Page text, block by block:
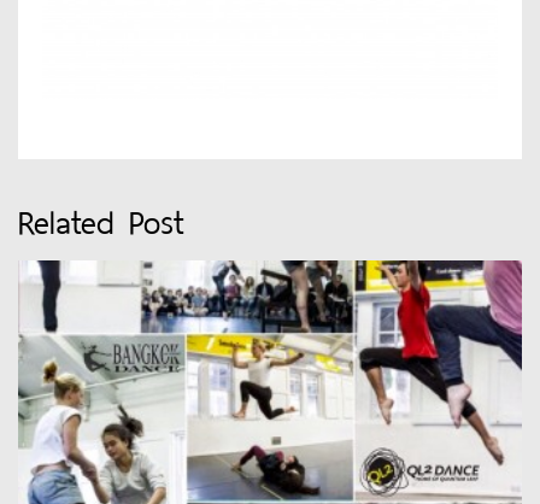
Related Post